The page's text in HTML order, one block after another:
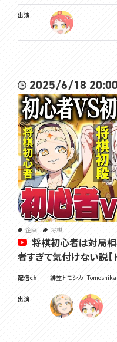
出演
2025/6/18 20:00
企画 将棋
将棋初心者は対局
者すぎて気付けない説【
配信ch 緋笠トモシカ -
出演